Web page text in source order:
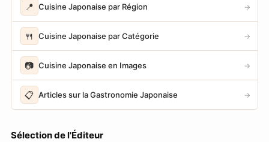
📍 Cuisine Japonaise par Région →
🍴 Cuisine Japonaise par Catégorie →
📷 Cuisine Japonaise en Images →
📋 Articles sur la Gastronomie Japonaise →
Sélection de l'Éditeur